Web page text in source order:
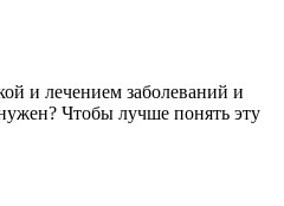
и лечением заболеваний и
Чтобы лучше понять эту